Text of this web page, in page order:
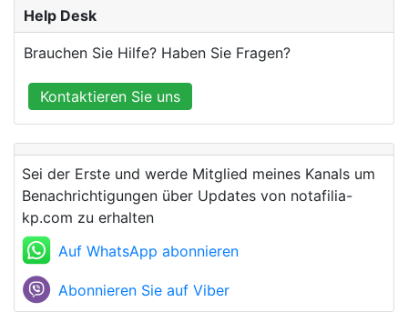
Help Desk
Brauchen Sie Hilfe? Haben Sie Fragen?
Kontaktieren Sie uns
Sei der Erste und werde Mitglied meines Kanals um
Benachrichtigungen über Updates von notafilia-
kp.com zu erhalten
Auf WhatsApp abonnieren
Abonnieren Sie auf Viber